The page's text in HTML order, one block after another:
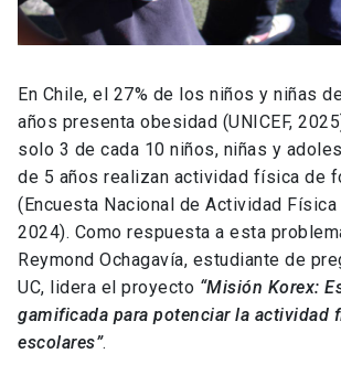
En Chile, el 27% de los niños y niñas
años presenta obesidad (UNICEF,
solo 3 de cada 10 niños, niñas y
de 5 años realizan actividad física de
(Encuesta Nacional de Actividad
2024). Como respuesta a esta
Reymond Ochagavía, estudiante de
UC, lidera el proyecto “Misión Korex:
gamificada para potenciar la actividad
escolares”.